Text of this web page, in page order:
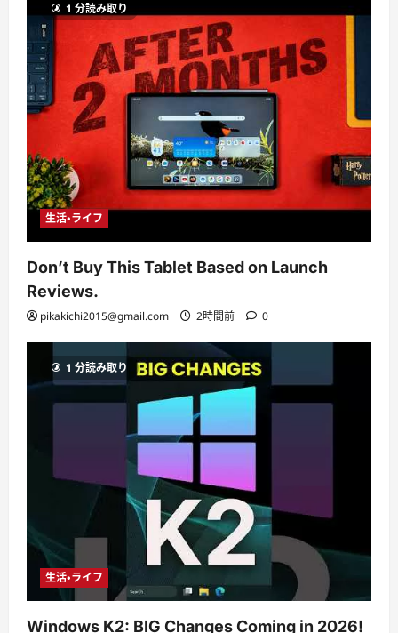
1 分読み取り
生活・ライフ
Don’t Buy This Tablet Based on Launch
Reviews.
pikakichi2015@gmail.com 2時間前 0
1 分読み取り
生活・ライフ
Windows K2: BIG Changes Coming in 2026!